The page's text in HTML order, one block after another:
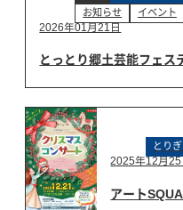
お知らせ
イベント
2026年01月21日
とっとり郷土芸能フェス
とり
2025年12月25
アート